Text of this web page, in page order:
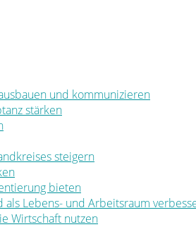
und kommunizieren
stärken
steigern
bieten
Lebens- und Arbeitsraum
Wirtschaft nutzen